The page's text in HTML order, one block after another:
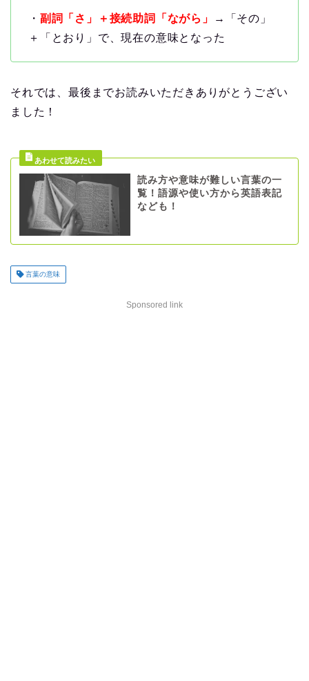
・ 副詞「さ」＋接続助詞「ながら」
→「その」
＋「とおり」で、現在の意味となった
それでは、最後までお読みいただきありがとうござい
ました！
読み方や意味が難しい言葉の一
覧！語源や使い方から英語表記
なども！
言葉の意味
Sponsored link